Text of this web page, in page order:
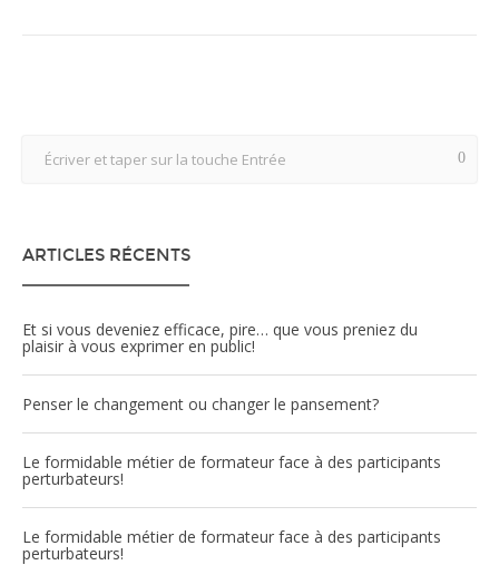
ARTICLES RÉCENTS
Et si vous deveniez efficace, pire… que vous preniez du
plaisir à vous exprimer en public!
Penser le changement ou changer le pansement?
Le formidable métier de formateur face à des participants
perturbateurs!
Le formidable métier de formateur face à des participants
perturbateurs!